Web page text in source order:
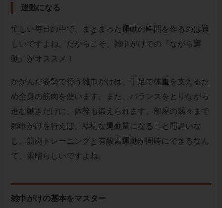
運動になる
忙しい毎日の中で、まとまった運動の時間を作るのは難
しいですよね。だからこそ、雑巾がけでの『ながら運
動』がオススメ！
かがんだ姿勢で行う雑巾がけは、手足で体重を支えるた
め全身の筋肉を使います。また、バランスをとりながら
進む動きだけに、体幹も鍛えられます。部屋の隅々まで
雑巾がけを行えば、結構な運動量になること間違いな
し。筋肉トレーニングと有酸素運動が同時にできるなん
て、素晴らしいですよね。
雑巾がけの基本をマスター